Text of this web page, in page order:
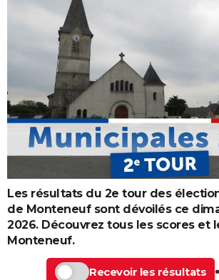
Les résultats du 2e tour des
de Monteneuf sont dévoilés ce
2026. Découvrez tous les scores et
Monteneuf.
Recevoir les résultats